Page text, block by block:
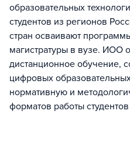
образовательных
студентов из регионов
стран осваивают
магистратуры в вузе. ИОО
дистанционное обучение,
цифровых
нормативную и
форматов работы